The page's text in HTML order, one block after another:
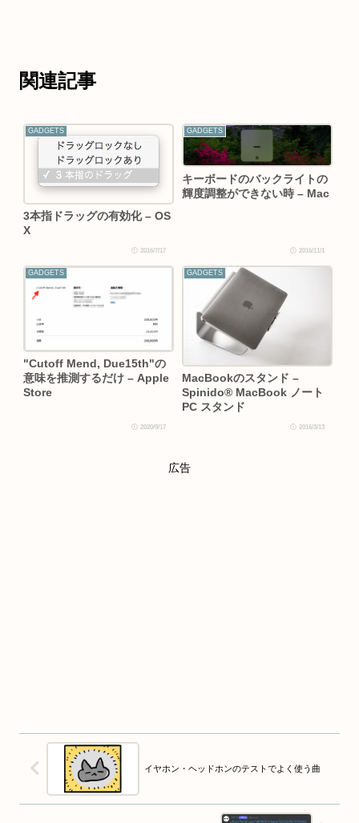
関連記事
GADGETS
3本指ドラッグの有効化 – OS
X
2016/7/17
GADGETS
キーボードのバックライトの
輝度調整ができない時 – Mac
2016/11/1
GADGETS
"Cutoff Mend, Due15th"の
意味を推測するだけ – Apple
Store
2020/9/17
GADGETS
MacBookのスタンド –
Spinido® MacBook ノート
PC スタンド
2016/3/13
広告
イヤホン・ヘッドホンのテストでよく使う曲